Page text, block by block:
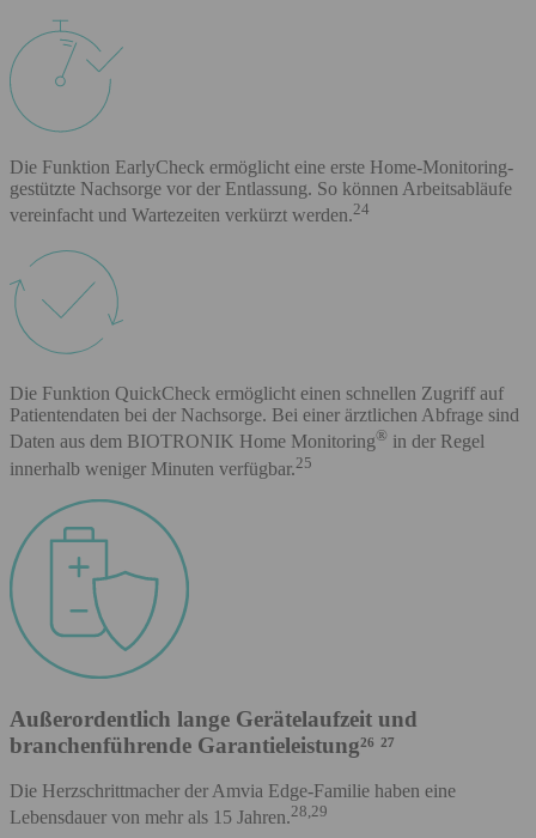
Die Funktion EarlyCheck ermöglicht eine erste Home-Monitoring-
gestützte Nachsorge vor der Entlassung. So können Arbeitsabläufe
vereinfacht und Wartezeiten verkürzt werden.24
Die Funktion QuickCheck ermöglicht einen schnellen Zugriff auf
Patientendaten bei der Nachsorge. Bei einer ärztlichen Abfrage sind
Daten aus dem BIOTRONIK Home Monitoring® in der Regel
innerhalb weniger Minuten verfügbar.25
Außerordentlich lange Gerätelaufzeit und
branchenführende Garantieleistung²⁶ ²⁷
Die Herzschrittmacher der Amvia Edge-Familie haben eine
Lebensdauer von mehr als 15 Jahren.28,29